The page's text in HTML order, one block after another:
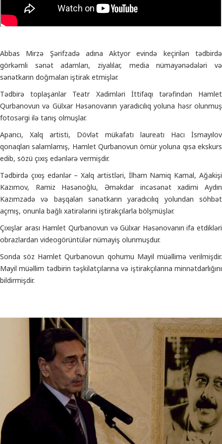
Abbas Mirzə Şərifzadə adına Aktyor evində keçirilən tədbirdə
görkəmli sənət adamları, ziyalılar, media nümayənədələri və
sənətkarın doğmaları iştirak etmişlər.
Tədbirə toplaşanlar Teatr Xadimləri İttifaqı tərəfindən Hamlet
Qurbanovun və Gülxar Həsənovanın yaradıcılıq yoluna həsr olunmuş
fotosərgi ilə tanış olmuşlar.
Aparıcı, Xalq artisti, Dövlət mükafatı laureatı Hacı İsmayılov
qonaqları salamlamış, Hamlet Qurbanovun ömür yoluna qısa ekskurs
edib, sözü çıxış edənlərə vermişdir.
Tədbirdə çıxış edənlər – Xalq artistləri, İlham Namiq Kamal, Ağakişi
Kazımov, Ramiz Həsənoğlu, Əməkdar incəsənət xadimi Aydın
Kazımzadə və başqaları sənətkarın yaradıcılıq yolundan söhbət
açmış, onunla bağlı xatirələrini iştirakçılarla bölşmüşlər.
Çıxışlar arası Hamlet Qurbanovun və Gülxar Həsənovanın ifa etdikləri
obrazlardan videogörüntülər nümayiş olunmuşdur.
Sonda söz Hamlet Qurbanovun qohumu Mayil müəllimə verilmişdir.
Mayil müəllim tədbirin təşkilatçılarına və iştirakçılarına minnətdarlığını
bildirmişdir.